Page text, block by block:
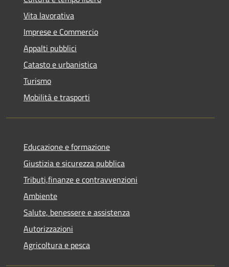
Vita lavorativa
Imprese e Commercio
Appalti pubblici
Catasto e urbanistica
Turismo
Mobilità e trasporti
Educazione e formazione
Giustizia e sicurezza pubblica
Tributi,finanze e contravvenzioni
Ambiente
Salute, benessere e assistenza
Autorizzazioni
Agricoltura e pesca